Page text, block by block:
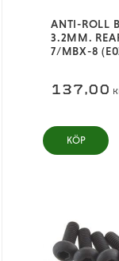
ANTI-ROLL
3.2MM.
7/MBX-8
137,00
KÖP